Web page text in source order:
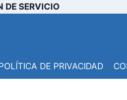
DE SERVICIO
DE PRIVACIDAD